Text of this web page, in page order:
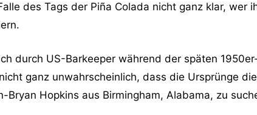
des Tags der Piña Colada nicht ganz klar, wer
durch US-Barkeeper während der späten
ganz unwahrscheinlich, dass die Ursprünge
Hopkins aus Birmingham, Alabama, zu